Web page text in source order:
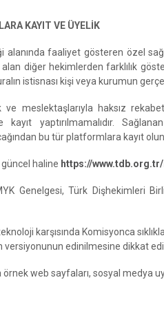
KAYIT VE ÜYELİK
alanında faaliyet gösteren özel
alan diğer hekimlerden farklılık
istisnası kişi veya kurumun
meslektaşlarıyla haksız
yaptırılmamalıdır.
bu tür platformlara kayıt
haline https://
Genelgesi, Türk Dişhekimleri
karşısında Komisyonca
versiyonunun edinilmesine dikkat
örnek web sayfaları, sosyal medya